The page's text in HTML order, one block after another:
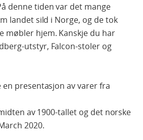
denne tiden var det mange
landet sild i Norge, og de tok
møbler hjem. Kanskje du har
utstyr, Falcon-stoler og
presentasjon av varer fra
av 1900-tallet og det norske
2020.